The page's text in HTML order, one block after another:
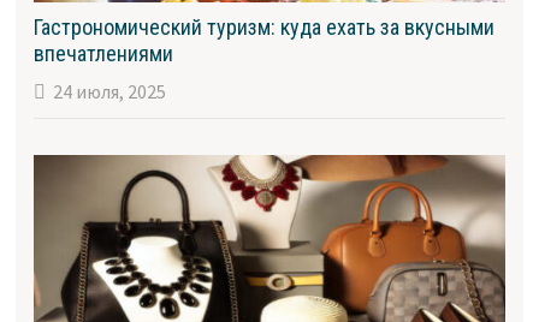
Гастрономический туризм: куда ехать за вкусными
впечатлениями
24 июля, 2025